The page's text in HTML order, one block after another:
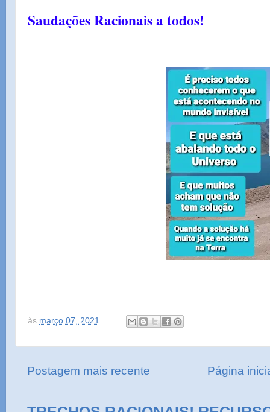
Saudações Racionais a todos!
às março 07, 2021
Postagem mais recente Página